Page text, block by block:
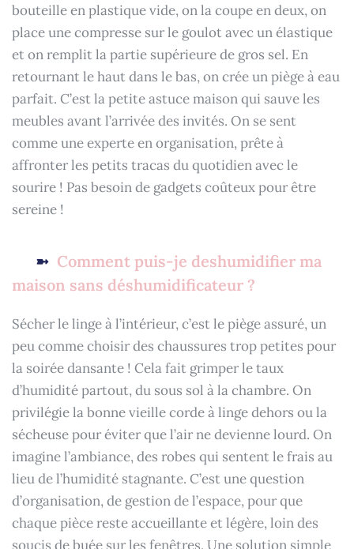
bouteille en plastique vide, on la coupe en deux, on
place une compresse sur le goulot avec un élastique
et on remplit la partie supérieure de gros sel. En
retournant le haut dans le bas, on crée un piège à eau
parfait. C’est la petite astuce maison qui sauve les
meubles avant l’arrivée des invités. On se sent
comme une experte en organisation, prête à
affronter les petits tracas du quotidien avec le
sourire ! Pas besoin de gadgets coûteux pour être
sereine !
Comment puis-je deshumidifier ma
maison sans déshumidificateur ?
Sécher le linge à l’intérieur, c’est le piège assuré, un
peu comme choisir des chaussures trop petites pour
la soirée dansante ! Cela fait grimper le taux
d’humidité partout, du sous sol à la chambre. On
privilégie la bonne vieille corde à linge dehors ou la
sécheuse pour éviter que l’air ne devienne lourd. On
imagine l’ambiance, des robes qui sentent le frais au
lieu de l’humidité stagnante. C’est une question
d’organisation, de gestion de l’espace, pour que
chaque pièce reste accueillante et légère, loin des
soucis de buée sur les fenêtres. Une solution simple